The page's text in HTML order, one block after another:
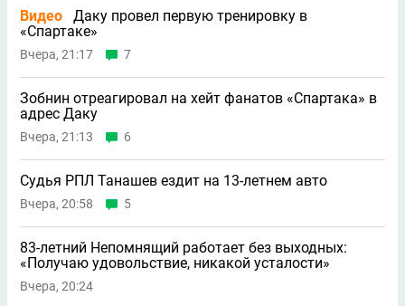
Видео
Даку провел первую тренировку в
«Спартаке»
Вчера, 21:17 7
Зобнин отреагировал на хейт фанатов «Спартака» в
адрес Даку
Вчера, 21:13 6
Судья РПЛ Танашев ездит на 13-летнем авто
Вчера, 20:58 5
83-летний Непомнящий работает без выходных:
«Получаю удовольствие, никакой усталости»
Вчера, 20:24